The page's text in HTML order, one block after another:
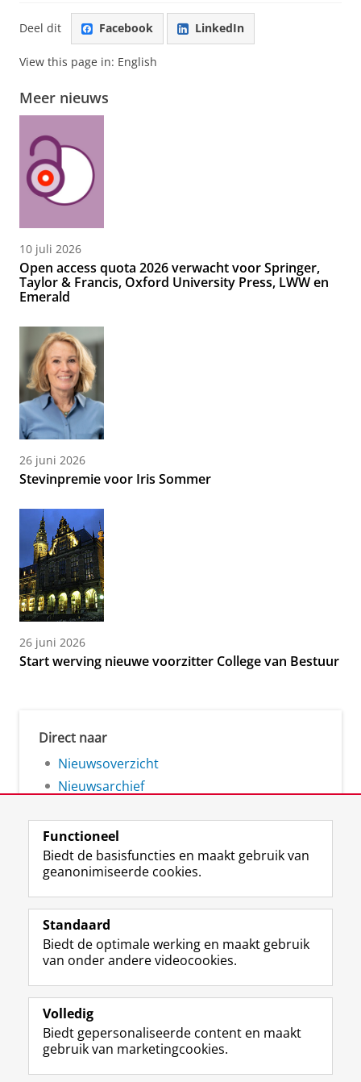
Deel dit Facebook LinkedIn
View this page in: English
Meer nieuws
10 juli 2026
Open access quota 2026 verwacht voor Springer,
Taylor & Francis, Oxford University Press, LWW en
Emerald
26 juni 2026
Stevinpremie voor Iris Sommer
26 juni 2026
Start werving nieuwe voorzitter College van Bestuur
Direct naar
Nieuwsoverzicht
Nieuwsarchief
Volg de RUG
F
a
e
b
o
p
a
i
L
i
k
e
I
-
p
g
R
S
-
f
e
R
k
I
n
t
r
m
c
Y
o
T
e
k
a
Studiekiezers
Alumni
Over ons
Functioneel
Biedt de basisfuncties en maakt gebruik van
geanonimiseerde cookies.
Standaard
Biedt de optimale werking en maakt gebruik
van onder andere videocookies.
Volledig
Biedt gepersonaliseerde content en maakt
gebruik van marketingcookies.